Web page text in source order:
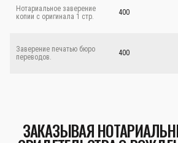
Нотариальное заверение
копии с оригинала 1 стр.
400
Заверение печатью бюро
переводов.
400
ЗАКАЗЫВАЯ